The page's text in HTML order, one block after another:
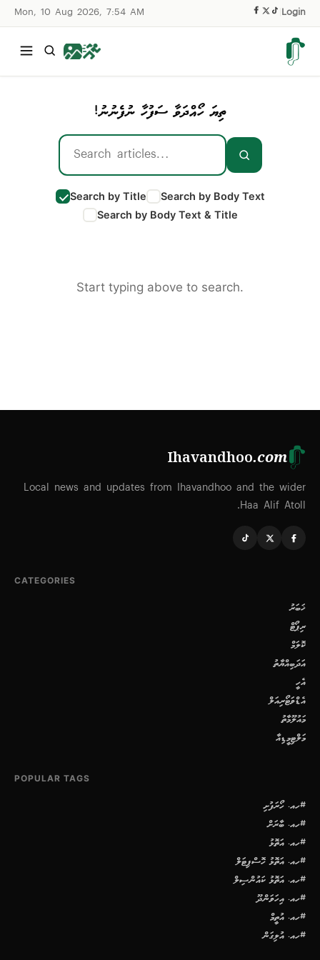
Mon, 10 Aug 2026, 7:54 AM Login
ތިޔަ ހޯއްދަވާ ސަފުހާ ނުފެނުނު!
Search by Title
Search by Body Text
Search by Body Text & Title
Start typing above to search.
Ihavandhoo.com
Local news and updates from Ihavandhoo and the wider
Haa Alif Atoll.
CATEGORIES
ޚަބަރު
ރިޕޯޓް
ކޮލަމް
އަދަބިއްޔާތު
އެހީ
އެޑްވަޓޯރިއަލް
މައުލޫމާތު
މަލްޓިމީޑިއާ
POPULAR TAGS
#ހއ. ހޯރަފުށި
#ހއ. ބާރަށް
#ހއ. އަތޮޅު
#ހއ. އަތޮޅު ހޮސްޕިޓަލް
#ހއ. އަތޮޅު ކައުންސިލް
#ހއ. އިހަވަންދޫ
#ހއ. އުތީމް
#ހއ. އުލިގަން